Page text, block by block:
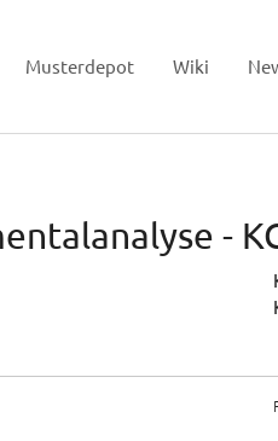
Musterdepot Wiki
-